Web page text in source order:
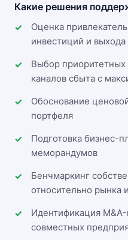
Какие решения
Оценка
инвестиций и выхода
Выбор приоритетных
каналов сбыта с
Обоснование
портфеля
Подготовка бизнес-
меморандумов
Бенчмаркинг
относительно рынка
Идентификация
совместных